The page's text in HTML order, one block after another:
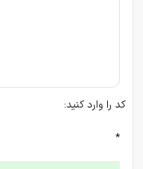
کد را وارد کنید:
*